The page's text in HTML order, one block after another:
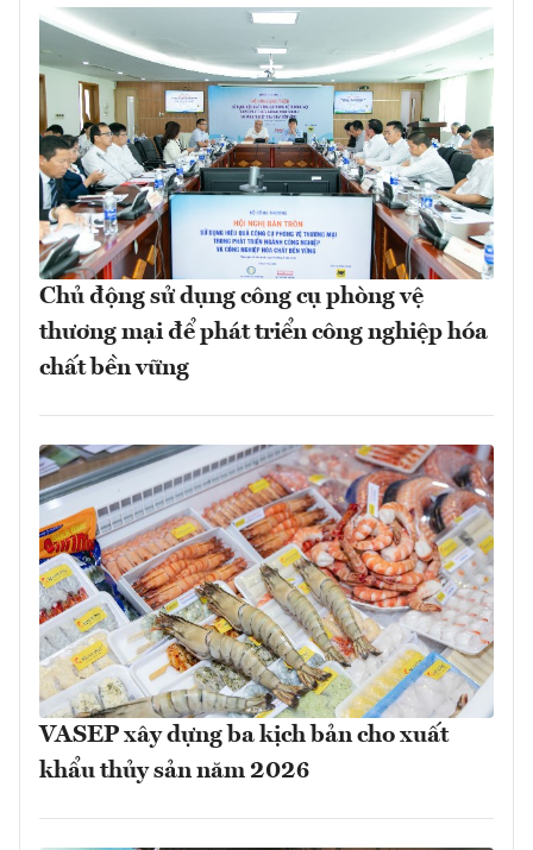
Chủ động sử dụng công cụ phòng vệ
thương mại để phát triển công nghiệp hóa
chất bền vững
VASEP xây dựng ba kịch bản cho xuất
khẩu thủy sản năm 2026